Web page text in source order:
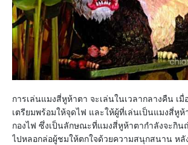
การเล่นแมงสี่หูห้าตา จะเล่นในเวลากลางคืน เมื่
เตรียมพร้อมให้จุดไฟ และให้ผู้ที่เล่นเป็นแมงสี่หูห้
กองไฟ ซึ่งเป็นลักษณะที่แมงสี่หูห้าตากำลังจะกิน
ไปหลอกล่อผู้ชมให้ตกใจด้วยความสนุกสนาน หลั